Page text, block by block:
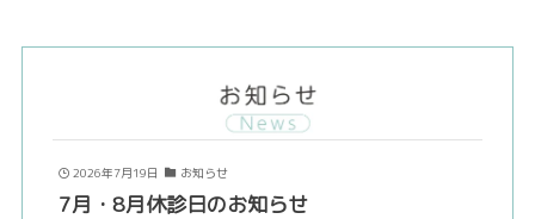
2026年7月19日 お知らせ
7月・8月休診日のお知らせ